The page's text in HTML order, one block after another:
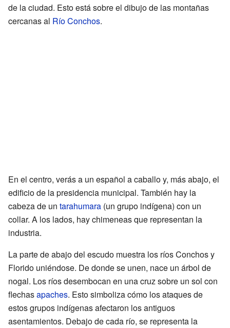
de la ciudad. Esto está sobre el dibujo de las montañas
cercanas al Río Conchos.
En el centro, verás a un español a caballo y, más abajo, el
edificio de la presidencia municipal. También hay la
cabeza de un tarahumara (un grupo indígena) con un
collar. A los lados, hay chimeneas que representan la
industria.
La parte de abajo del escudo muestra los ríos Conchos y
Florido uniéndose. De donde se unen, nace un árbol de
nogal. Los ríos desembocan en una cruz sobre un sol con
flechasapaches. Esto simboliza cómo los ataques de
estos grupos indígenas afectaron los antiguos
asentamientos. Debajo de cada río, se representa la